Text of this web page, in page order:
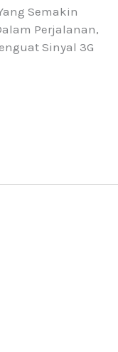
Semakin
Perjalanan,
Sinyal 3G